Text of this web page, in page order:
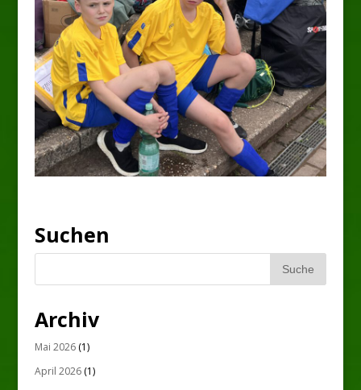
Suchen
Archiv
Mai 2026(1)
April 2026(1)